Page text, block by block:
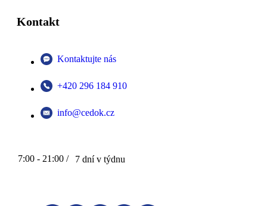
Kontakt
Kontaktujte nás
+420 296 184 910
info@cedok.cz
7:00 - 21:00 / 7 dní v týdnu